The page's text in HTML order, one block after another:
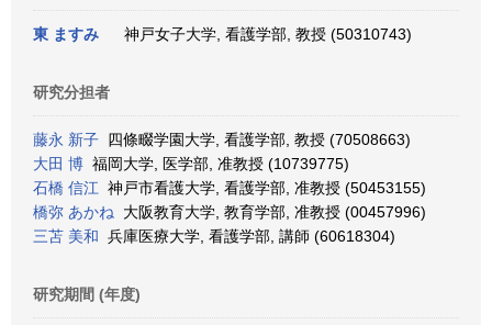
東 ますみ 神戸女子大学, 看護学部, 教授 (50310743)
研究分担者
藤永 新子 四條畷学園大学, 看護学部, 教授 (70508663)
大田 博 福岡大学, 医学部, 准教授 (10739775)
石橋 信江 神戸市看護大学, 看護学部, 准教授 (50453155)
橋弥 あかね 大阪教育大学, 教育学部, 准教授 (00457996)
三苫 美和 兵庫医療大学, 看護学部, 講師 (60618304)
研究期間 (年度)